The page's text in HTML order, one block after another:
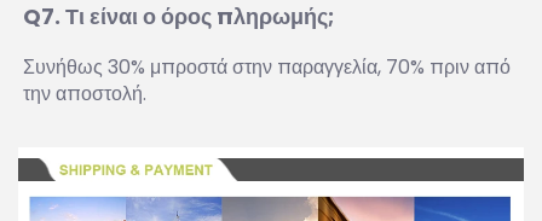
Q7. Τι είναι ο όρος πληρωμής;
Συνήθως 30% μπροστά στην παραγγελία, 70% πριν από
την αποστολή.